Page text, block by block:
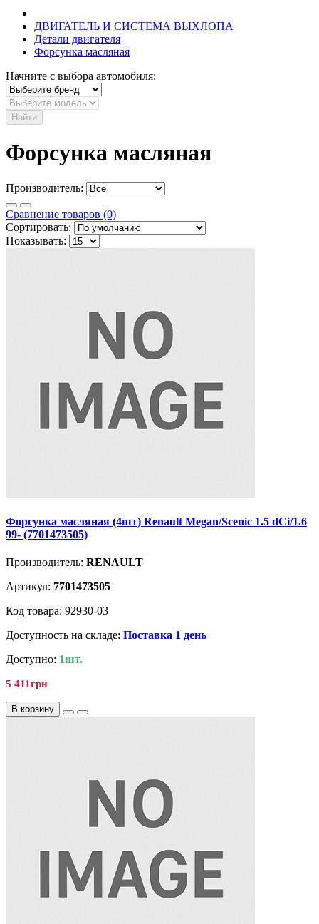
ДВИГАТЕЛЬ И СИСТЕМА ВЫХЛОПА
Детали двигателя
Форсунка масляная
Начните с выбора автомобиля:
Найти
Форсунка масляная
Производитель:
Сравнение товаров (0)
Сортировать:
Показывать:
Форсунка масляная (4шт) Renault Megan/Scenic 1.5 dCi/1.6
99- (7701473505)
Производитель: RENAULT
Артикул: 7701473505
Код товара: 92930-03
Доступность на складе: Поставка 1 день
Доступно: 1шт.
5 411грн
В корзину